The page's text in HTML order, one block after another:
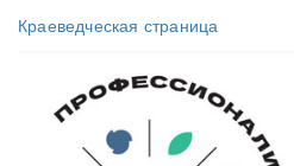
Краеведческая страница